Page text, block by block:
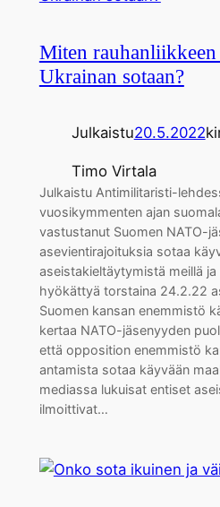
Miten
Ukrainan sotaan?
Julkaistu20.5.2022
Timo Virtala
Julkaistu Antimilitaristi-
vuosikymmenten ajan
vastustanut Suomen NATO-
asevientirajoituksia sotaa
aseistakieltäytymistä meillä ja
hyökättyä torstaina 24.2.22
Suomen kansan enemmistö
kertaa NATO-jäsenyyden
että opposition enemmistö
antamista sotaa käyvään
mediassa lukuisat entiset
ilmoittivat…